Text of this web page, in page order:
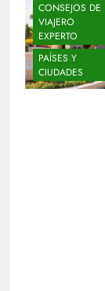
CONSEJOS DE
VIAJERO
EXPERTO
PAÍSES Y
CIUDADES